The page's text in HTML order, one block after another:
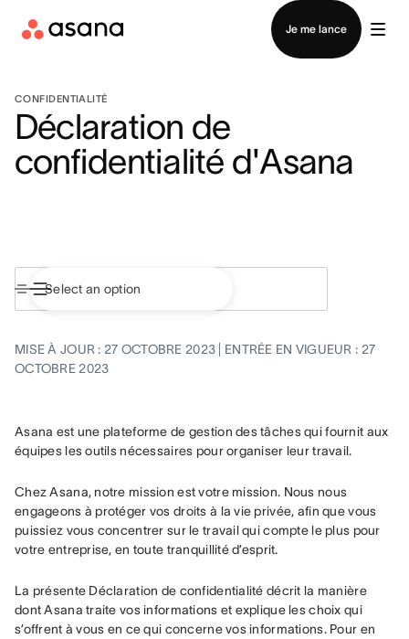
Je me lance
Contacter le service commercial
CONFIDENTIALITÉ
Déclaration de
confidentialité d'Asana
MISE À JOUR : 27 OCTOBRE 2023 | ENTRÉE EN VIGUEUR : 27
OCTOBRE 2023
Asana est une plateforme de gestion des tâches qui fournit aux
équipes les outils nécessaires pour organiser leur travail.
Chez Asana, notre mission est votre mission. Nous nous
engageons à protéger vos droits à la vie privée, afin que vous
puissiez vous concentrer sur le travail qui compte le plus pour
votre entreprise, en toute tranquillité d’esprit.
La présente Déclaration de confidentialité décrit la manière
dont Asana traite vos informations et explique les choix qui
s’offrent à vous en ce qui concerne vos informations. Pour en